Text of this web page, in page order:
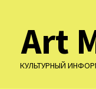
содержимому
Art
КУЛЬТУРНЫЙ